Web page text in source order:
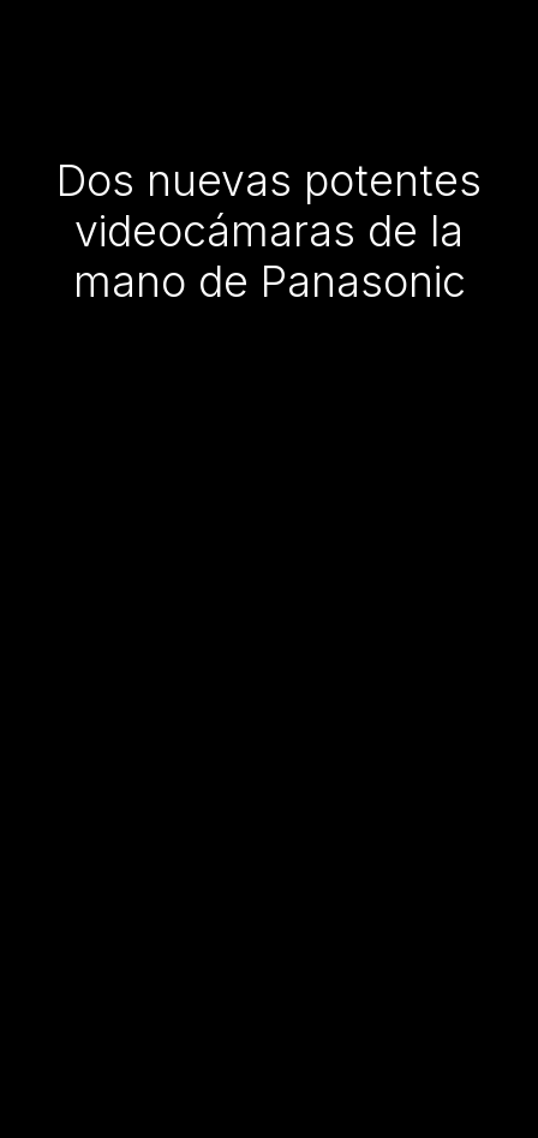
Dos nuevas potentes
videocámaras de la
mano de Panasonic